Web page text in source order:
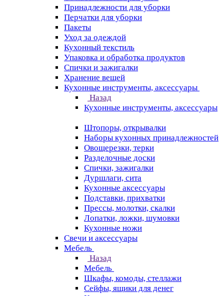
Принадлежности для уборки
Перчатки для уборки
Пакеты
Уход за одеждой
Кухонный текстиль
Упаковка и обработка продуктов
Спички и зажигалки
Хранение вещей
Кухонные инструменты, аксессуары
Назад
Кухонные инструменты, аксессуары
Штопоры, открывалки
Наборы кухонных принадлежностей
Овощерезки, терки
Разделочные доски
Спички, зажигалки
Дуршлаги, сита
Кухонные аксессуары
Подставки, прихватки
Прессы, молотки, скалки
Лопатки, ложки, шумовки
Кухонные ножи
Свечи и аксессуары
Мебель
Назад
Мебель
Шкафы, комоды, стеллажи
Сейфы, ящики для денег